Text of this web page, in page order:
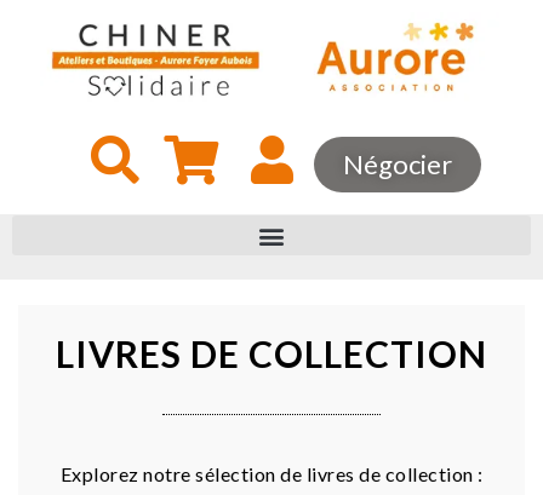
Négocier
LIVRES DE COLLECTION
Explorez notre sélection de livres de collection :